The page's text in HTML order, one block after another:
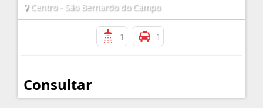
Centro - São Bernardo do Campo
1 1
Consultar